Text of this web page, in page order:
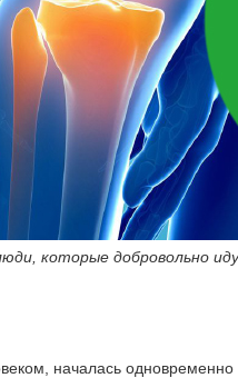
которые добровольно
началась